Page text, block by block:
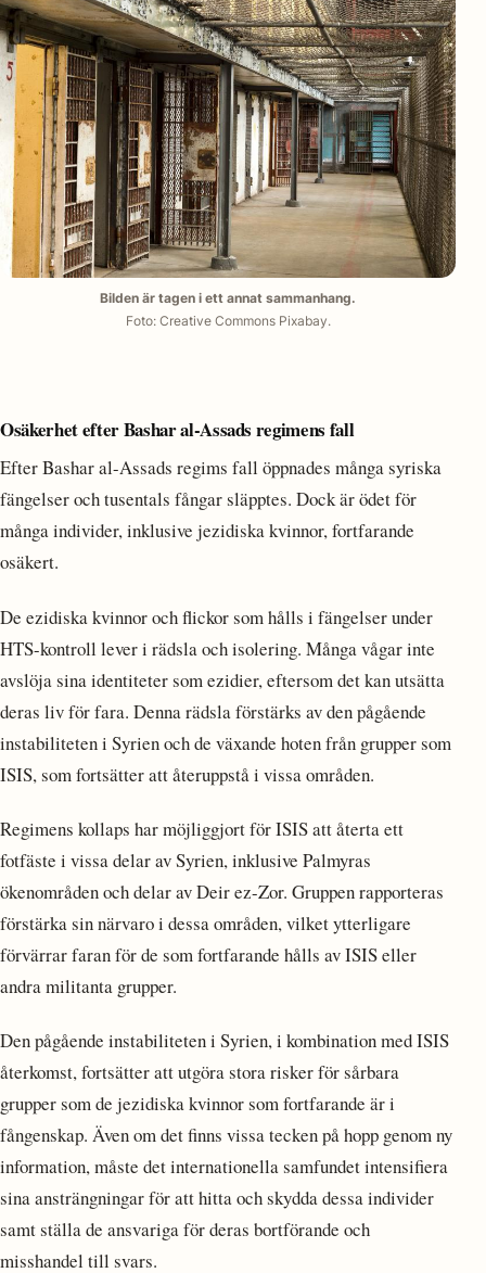
Bilden är tagen i ett annat sammanhang.
Foto: Creative Commons Pixabay.
Osäkerhet efter Bashar al-Assads regimens fall
Efter Bashar al-Assads regims fall öppnades många syriska
fängelser och tusentals fångar släpptes. Dock är ödet för
många individer, inklusive jezidiska kvinnor, fortfarande
osäkert.
De ezidiska kvinnor och flickor som hålls i fängelser under
HTS-kontroll lever i rädsla och isolering. Många vågar inte
avslöja sina identiteter som ezidier, eftersom det kan utsätta
deras liv för fara. Denna rädsla förstärks av den pågående
instabiliteten i Syrien och de växande hoten från grupper som
ISIS, som fortsätter att återuppstå i vissa områden.
Regimens kollaps har möjliggjort för ISIS att återta ett
fotfäste i vissa delar av Syrien, inklusive Palmyras
ökenområden och delar av Deir ez-Zor. Gruppen rapporteras
förstärka sin närvaro i dessa områden, vilket ytterligare
förvärrar faran för de som fortfarande hålls av ISIS eller
andra militanta grupper.
Den pågående instabiliteten i Syrien, i kombination med ISIS
återkomst, fortsätter att utgöra stora risker för sårbara
grupper som de jezidiska kvinnor som fortfarande är i
fångenskap. Även om det finns vissa tecken på hopp genom ny
information, måste det internationella samfundet intensifiera
sina ansträngningar för att hitta och skydda dessa individer
samt ställa de ansvariga för deras bortförande och
misshandel till svars.